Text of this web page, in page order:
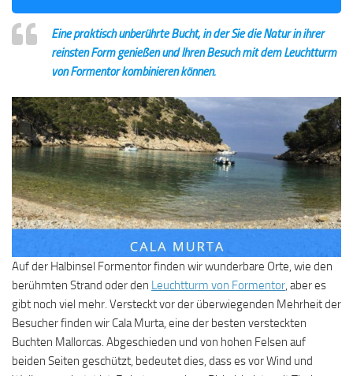
Eine praktisch unberührte Bucht, in der Sie die Natur in ihrer
reinsten Form genießen und Ihren Besuch mit dem Leuchtturm
von Formentor kombinieren können.
Auf der Halbinsel Formentor finden wir wunderbare Orte, wie den
berühmten Strand oder den Leuchtturm von Formentor , aber es
gibt noch viel mehr. Versteckt vor der überwiegenden Mehrheit der
Besucher finden wir Cala Murta, eine der besten versteckten
Buchten Mallorcas. Abgeschieden und von hohen Felsen auf
beiden Seiten geschützt, bedeutet dies, dass es vor Wind und